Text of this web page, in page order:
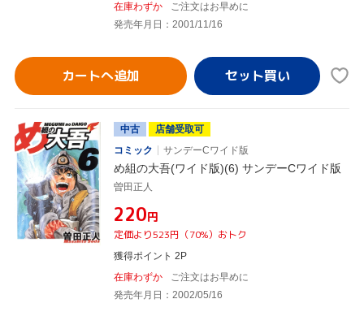
在庫わずか
ご注文はお早めに
発売年月日：2001/11/16
カートへ追加
中古
店舗受取可
コミック
サンデーCワイド版
め組の大吾(ワイド版)(6) サンデーCワイド版
曽田正人
¥220円
定価より523円（70%）おトク
獲得ポイント 2P
在庫わずか
ご注文はお早めに
発売年月日：2002/05/16